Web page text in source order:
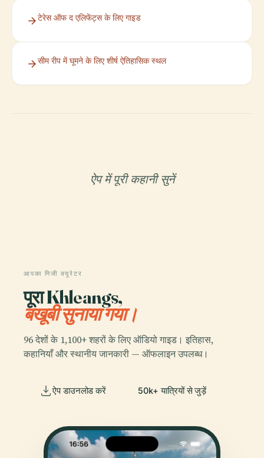
टेरेस ऑफ द एलिफेंट्स के लिए गाइड
सीम रीप में घूमने के लिए शीर्ष ऐतिहासिक स्थल
ऐप में पूरी कहानी सुनें
आपका निजी क्यूरेटर
पूरा Khleangs,
बखूबी सुनाया गया।
96 देशों के 1,100+ शहरों के लिए ऑडियो गाइड। इतिहास,
कहानियाँ और स्थानीय जानकारी — ऑफलाइन उपलब्ध।
ऐप डाउनलोड करें 50k+ यात्रियों से जुड़ें